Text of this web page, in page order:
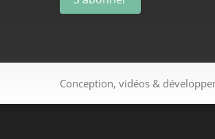
Conception, vidéos &